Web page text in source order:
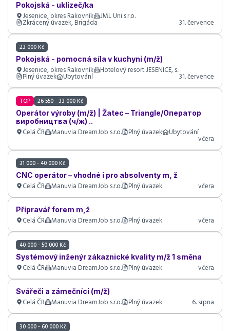
Pokojská - uklízeč/ka
Jesenice, okres Rakovník JML Uni s.r.o.
Zkrácený úvazek, Brigáda 31. července
23 000 Kč
Pokojská - pomocná síla v kuchyni (m/ž)
Jesenice, okres Rakovník Hotelový resort JESENICE, s..
Plný úvazek Ubytování 31. července
TOP 26 550 - 33 000 Kč
Operátor výroby (m/ž) | Žatec – Triangle/Оператор
виробництва (ч/ж) ..
Celá ČR Manuvia DreamJob s.r.o. Plný úvazek Ubytování
včera
31 000 - 40 000 Kč
CNC operátor – vhodné i pro absolventy m, ž
Celá ČR Manuvia DreamJob s.r.o. Plný úvazek včera
Přípravář forem m,ž
Celá ČR Manuvia DreamJob s.r.o. Plný úvazek včera
40 000 - 50 000 Kč
Systémový inženýr zákaznické kvality m/ž 1 směna
Celá ČR Manuvia DreamJob s.r.o. Plný úvazek včera
Svářeči a zámečníci (m/ž)
Celá ČR Manuvia DreamJob s.r.o. Plný úvazek 6. srpna
30 000 - 60 000 Kč